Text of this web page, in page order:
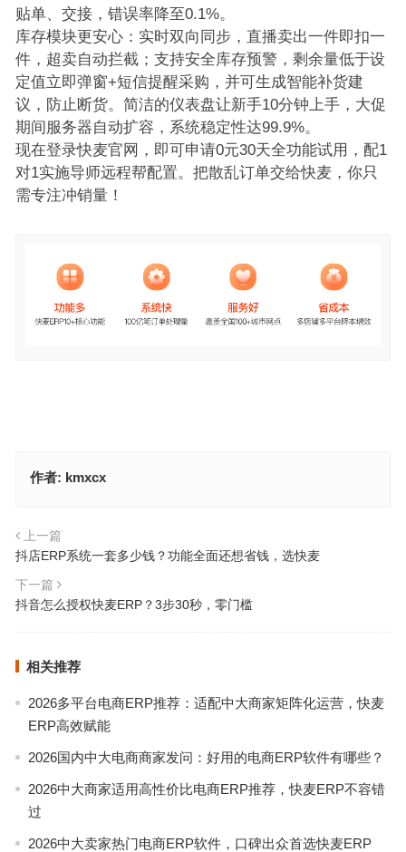
贴单、交接，错误率降至0.1%。
库存模块更安心：实时双向同步，直播卖出一件即扣一
件，超卖自动拦截；支持安全库存预警，剩余量低于设
定值立即弹窗+短信提醒采购，并可生成智能补货建
议，防止断货。简洁的仪表盘让新手10分钟上手，大促
期间服务器自动扩容，系统稳定性达99.9%。
现在登录快麦官网，即可申请0元30天全功能试用，配1
对1实施导师远程帮配置。把散乱订单交给快麦，你只
需专注冲销量！
作者: kmxcx
上一篇
抖店ERP系统一套多少钱？功能全面还想省钱，选快麦
下一篇
抖音怎么授权快麦ERP？3步30秒，零门槛
相关推荐
2026多平台电商ERP推荐：适配中大商家矩阵化运营，快麦
ERP高效赋能
2026国内中大电商商家发问：好用的电商ERP软件有哪些？
2026中大商家适用高性价比电商ERP推荐，快麦ERP不容错
过
2026中大卖家热门电商ERP软件，口碑出众首选快麦ERP